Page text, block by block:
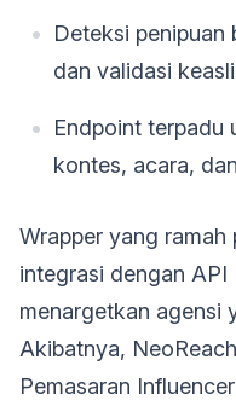
Deteksi penipuan
dan validasi
Endpoint terpadu
kontes, acara,
Wrapper yang
integrasi dengan API
menargetkan agensi
Akibatnya,
Pemasaran